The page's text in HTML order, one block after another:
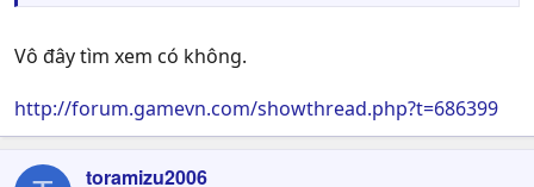
Vô đây tìm xem có không.
http://forum.gamevn.com/showthread.php?t=686399
toramizu2006